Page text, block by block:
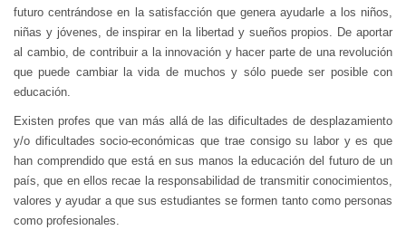
futuro centrándose en la satisfacción que genera ayudarle a los niños,
niñas y jóvenes, de inspirar en la libertad y sueños propios. De aportar
al cambio, de contribuir a la innovación y hacer parte de una revolución
que puede cambiar la vida de muchos y sólo puede ser posible con
educación.
Existen profes que van más allá de las dificultades de desplazamiento
y/o dificultades socio-económicas que trae consigo su labor y es que
han comprendido que está en sus manos la educación del futuro de un
país, que en ellos recae la responsabilidad de transmitir conocimientos,
valores y ayudar a que sus estudiantes se formen tanto como personas
como profesionales.